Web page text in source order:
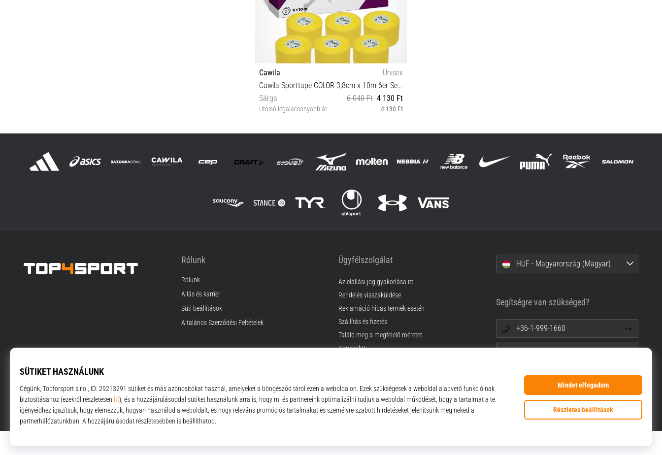
Cawila
Unisex
Cawila Sporttape COLOR 3,8cm x 10m 6er Set Tapasz
Sárga
6 040 Ft 4 130 Ft
Utolsó legalacsonyabb ár 4 130 Ft
OS
Rólunk
Rólunk
Állás és karrier
Süti beállítások
Általános Szerződési Feltételek
Ügyfélszolgálat
Az elállási jog gyakorlása itt
Rendelés visszaküldése
Reklamáció hibás termék esetén
Szállítás és fizetés
Találd meg a megfelelő méretet
Kapcsolat
HUF - Magyarország (Magyar)
Segítségre van szükséged?
+36-1-999-1660